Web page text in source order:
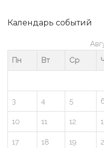
Календарь событий
Пн
Вт Ср
3 4 5
10 11 12
17 18 19